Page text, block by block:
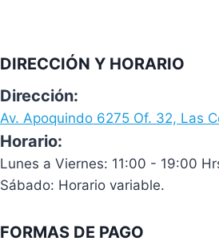
DIRECCIÓN Y HORARIO
Dirección:
Av. Apoquindo 6275 Of. 32, Las
Horario:
Lunes a Viernes: 11:00 - 19:00
Sábado: Horario variable.
FORMAS DE PAGO